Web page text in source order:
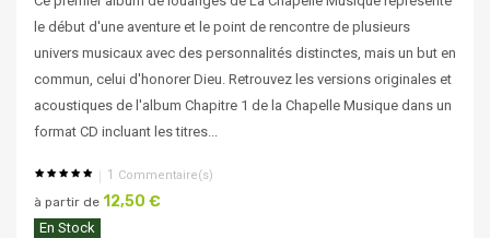
le début d'une aventure et le point de rencontre de plusieurs
univers musicaux avec des personnalités distinctes, mais un but en
commun, celui d'honorer Dieu. Retrouvez les versions originales et
acoustiques de l'album Chapitre 1 de la Chapelle Musique dans un
format CD incluant les titres...
1 Commentaire(s)
à partir de 12,50 €
En Stock